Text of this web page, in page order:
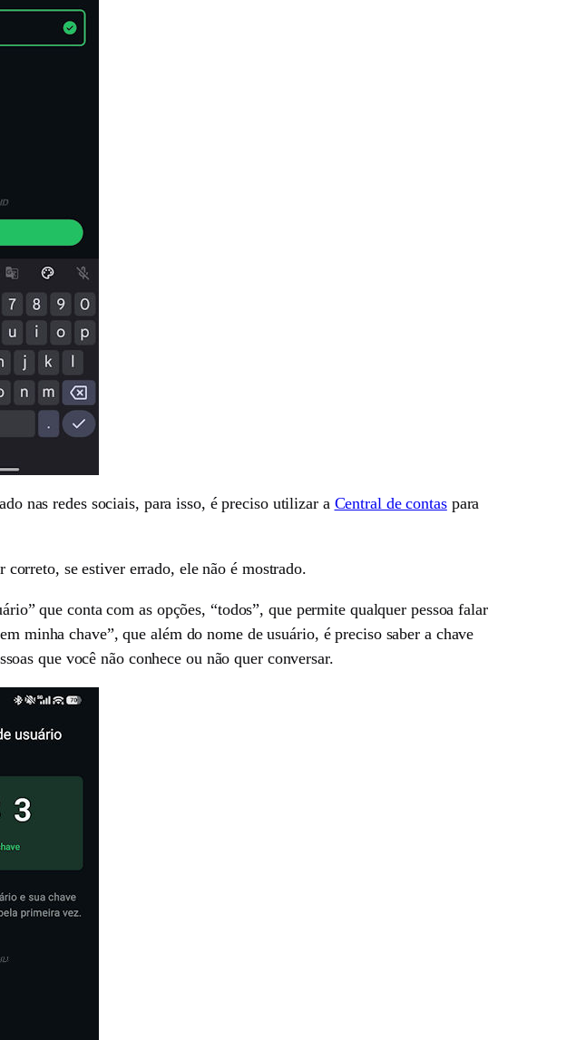
nas redes sociais, para isso, é preciso utilizar a Central de contaspara
correto, se estiver errado, ele não é mostrado.
que conta com as opções, “todos”, que permite qualquer pessoa falar
minha chave”, que além do nome de usuário, é preciso saber a chave
que você não conhece ou não quer conversar.